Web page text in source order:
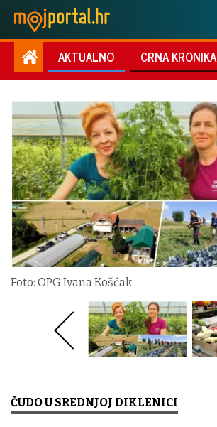
AKTUALNO CRNA KRONIKA
Foto: OPG Ivana Košćak
ČUDO U SREDNJOJ DIKLENICI